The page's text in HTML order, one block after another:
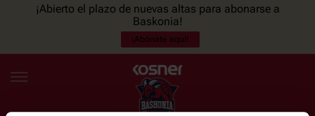
¡Abierto el plazo de nuevas altas para abonarse a
Baskonia!
¡Abónate aquí!